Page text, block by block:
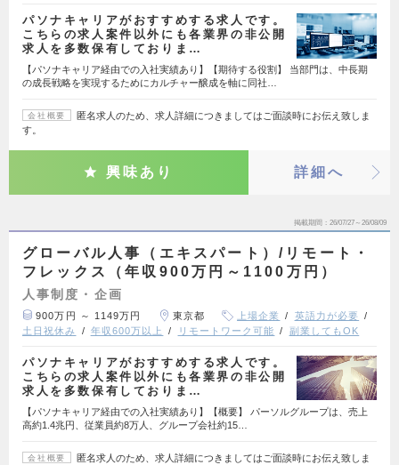
パソナキャリアがおすすめする求人です。
こちらの求人案件以外にも各業界の非公開
求人を多数保有しておりま…
【パソナキャリア経由での入社実績あり】【期待する役割】 当部門は、中長期
の成長戦略を実現するためにカルチャー醸成を軸に同社…
会社概要
匿名求人のため、求人詳細につきましてはご面談時にお伝え致しま
す。
興味あり 詳細へ
掲載期間 26/07/27～26/08/09
グローバル人事（エキスパート）/リモート・
フレックス（年収900万円～1100万円）
人事制度・企画
900万円 ～ 1149万円 東京都 上場企業
英語力が必要
土日祝休み
年収600万以上 リモートワーク可能 副業してもOK
パソナキャリアがおすすめする求人です。
こちらの求人案件以外にも各業界の非公開
求人を多数保有しておりま…
【パソナキャリア経由での入社実績あり】【概要】 パーソルグループは、売上
高約1.4兆円、従業員約8万人、グループ会社約15…
会社概要
匿名求人のため、求人詳細につきましてはご面談時にお伝え致しま